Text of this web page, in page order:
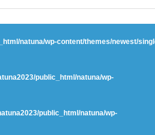
natuna/wp-content/themes/newest/
public_html/natuna/wp-
public_html/natuna/wp-